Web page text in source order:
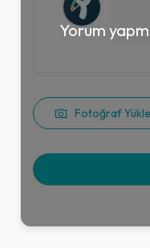
Fotoğraf Yükle
Yorum